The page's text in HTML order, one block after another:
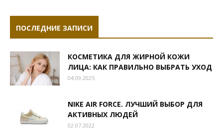
ПОСЛЕДНИЕ ЗАПИСИ
КОСМЕТИКА ДЛЯ ЖИРНОЙ КОЖИ
ЛИЦА: КАК ПРАВИЛЬНО ВЫБРАТЬ УХОД
04.09.2025
NIKE AIR FORCE. ЛУЧШИЙ ВЫБОР ДЛЯ
АКТИВНЫХ ЛЮДЕЙ
02.07.2022